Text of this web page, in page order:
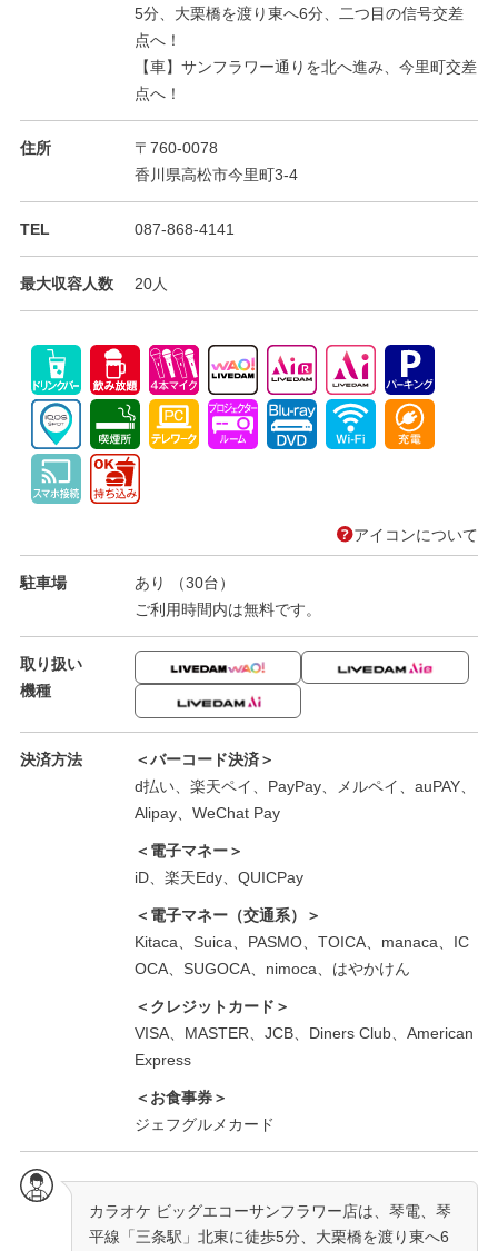
カラオケ ビッグエコーサンフラワー店は、琴電、琴
平線「三条駅」北東に徒歩5分、大栗橋を渡り東へ6
5分、大栗橋を渡り東へ6分、二つ目の信号交差
点へ！
【車】サンフラワー通りを北へ進み、今里町交差
点へ！
住所
〒760-0078
香川県高松市今里町3-4
TEL 087-868-4141
最大収容人数 20人
アイコンについて
駐車場
あり （30台）
ご利用時間内は無料です。
取り扱い
機種
決済方法
＜バーコード決済＞
d払い、楽天ペイ、PayPay、メルペイ、auPAY、
Alipay、WeChat Pay
＜電子マネー＞
iD、楽天Edy、QUICPay
＜電子マネー（交通系）＞
Kitaca、Suica、PASMO、TOICA、manaca、IC
OCA、SUGOCA、nimoca、はやかけん
＜クレジットカード＞
VISA、MASTER、JCB、Diners Club、American
Express
＜お食事券＞
ジェフグルメカード